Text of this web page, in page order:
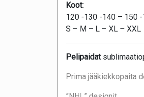
Koot:
120 -130 -140 – 150
S – M – L – XL – XXL
Pelipaidat
Prima jääkiekkopaita